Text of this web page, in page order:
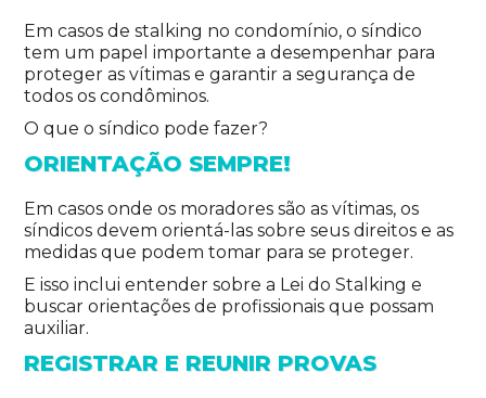
Em casos de stalking no condomínio, o síndico
tem um papel importante a desempenhar para
proteger as vítimas e garantir a segurança de
todos os condôminos.
O que o síndico pode fazer?
ORIENTAÇÃO SEMPRE!
Em casos onde os moradores são as vítimas, os
síndicos devem orientá-las sobre seus direitos e as
medidas que podem tomar para se proteger.
E isso inclui entender sobre a Lei do Stalking e
buscar orientações de profissionais que possam
auxiliar.
REGISTRAR E REUNIR PROVAS